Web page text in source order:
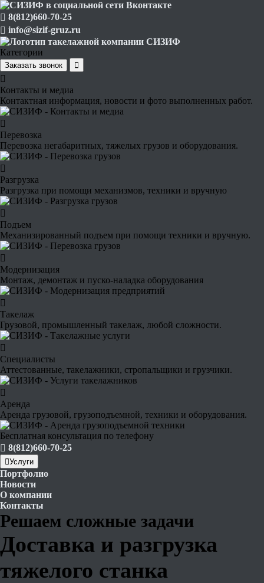
8(812)660-70-25
info@sizif-gruz.ru
Категории
Заказать звонок
Контакты и медиа
Контактная информация, новости и фото выполненных работ.
Перевозка
Перевозка негабаритных, тяжелых грузов и оборудования.
Разгрузка
Разгрузка при помощи механизмов, техники и вручную
Подъем
Механизированный подъем при помощи техники и вручную.
Модернизация
Монтаж, демонтаж и пуско-наладка оборудования
Такелаж
Грузовой, промышленный такелаж, любой сложности.
Специалисты
Аттестованные, такелажники, стропальщики и грузчики.
Аренда
Аренда грузовой, грузоподъемной, техники и оборудования.
Бесплатная консультация по телефону
8(812)660-70-25
Услуги
Портфолио
Новости
О компании
Контакты
Решаем сложные задачи
Доставка и разгрузка
тяжелого станка